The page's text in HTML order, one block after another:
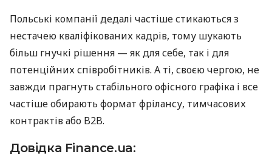
Польські компанії дедалі частіше стикаються з
нестачею кваліфікованих кадрів, тому шукають
більш гнучкі рішення — як для себе, так і для
потенційних співробітників. А ті, своєю чергою, не
завжди прагнуть стабільного офісного графіка і все
частіше обирають формат фрілансу, тимчасових
контрактів або B2B.
Довідка Finance.ua: